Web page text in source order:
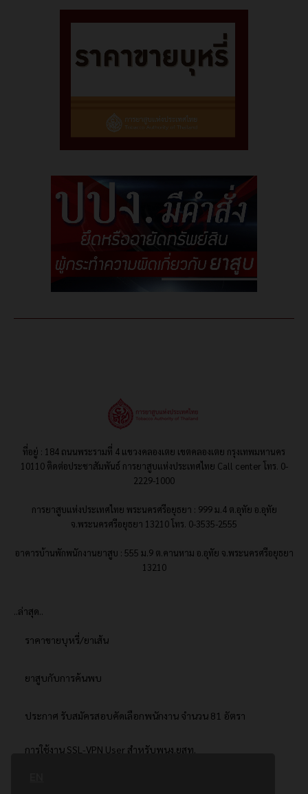
ที่อยู่ : 184 ถนนพระรามที่ 4 แขวงคลองเตย เขตคลองเตย กรุงเทพมหานคร
10110 ติดต่อประชาสัมพันธ์ การยาสูบแห่งประเทศไทย Call center โทร. 0-
2229-1000
การยาสูบแห่งประเทศไทย พระนครศรีอยุธยา : 999 ม.4 ต.อุทัย อ.อุทัย
จ.พระนครศรีอยุธยา 13210 โทร. 0-3535-2555
อาคารบ้านพักพนักงานยาสูบ : 555 ม.9 ต.คานหาม อ.อุทัย จ.พระนครศรีอยุธยา
13210
..ล่าสุด..
ราคาขายบุหรี่/ยาเส้น
ยาสูบกับการค้นพบ
ประกาศ รับสมัครสอบคัดเลือกพนักงาน จำนวน 81 อัตรา
การใช้งาน SSL-VPN User สำหรับพนง.ยสท.